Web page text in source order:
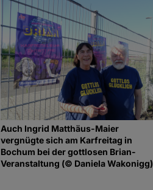
Auch Ingrid Matthäus-Maier
vergnügte sich am Karfreitag in
Bochum bei der gottlosen Brian-
Veranstaltung (© Daniela Wakonigg)